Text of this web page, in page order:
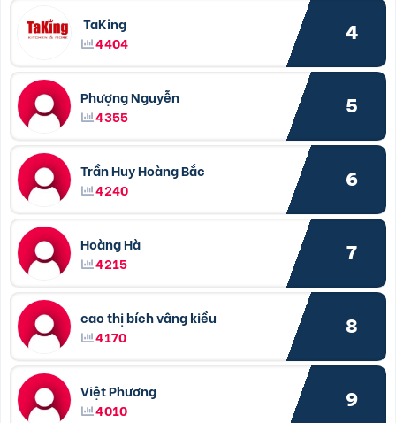
TaKing
4404
4
Phượng Nguyễn
4355
5
Trần Huy Hoàng Bắc
4240
6
Hoàng Hà
4215
7
cao thị bích vâng kiều
4170
8
Việt Phương
4010
9